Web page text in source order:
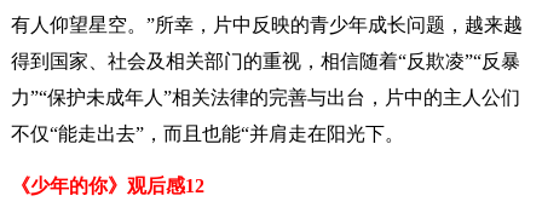
有人仰望星空。”所幸，片中反映的青少年成长问题，越来越
得到国家、社会及相关部门的重视，相信随着“反欺凌”“反暴
力”“保护未成年人”相关法律的完善与出台，片中的主人公们
不仅“能走出去”，而且也能“并肩走在阳光下。
《少年的你》观后感12